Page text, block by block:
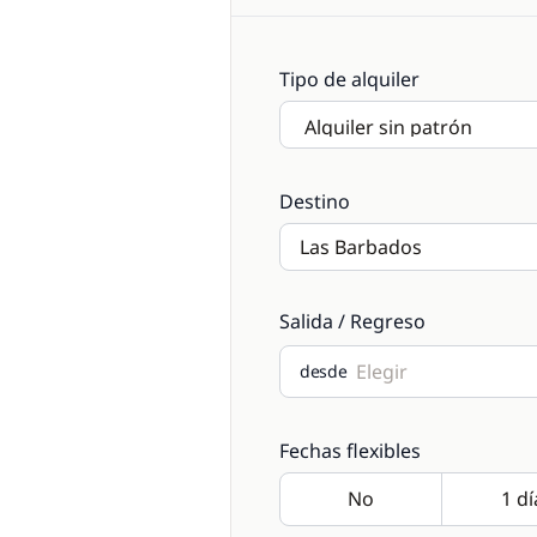
Tipo de alquiler
Destino
Salida / Regreso
desde
Fechas flexibles